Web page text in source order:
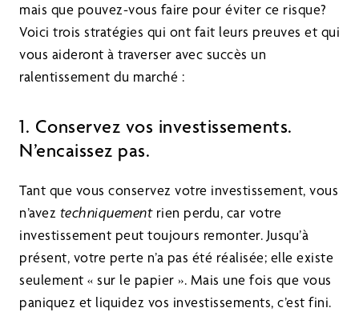
mais que pouvez-vous faire pour éviter ce risque?
Voici trois stratégies qui ont fait leurs preuves et qui
vous aideront à traverser avec succès un
ralentissement du marché :
1. Conservez vos investissements.
N’encaissez pas.
Tant que vous conservez votre investissement, vous
n’avez techniquementrien perdu, car votre
investissement peut toujours remonter. Jusqu’à
présent, votre perte n’a pas été réalisée; elle existe
seulement « sur le papier ». Mais une fois que vous
paniquez et liquidez vos investissements, c’est fini.